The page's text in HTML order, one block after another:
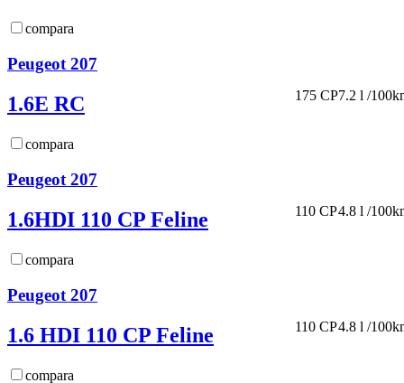
compara
Peugeot 207
1.6E RC
compara
175 CP7.2 l /
Peugeot 207
1.6HDI 110 CP Feline
compara
110 CP4.8 l /
Peugeot 207
1.6 HDI 110 CP Feline
compara
110 CP4.8 l /